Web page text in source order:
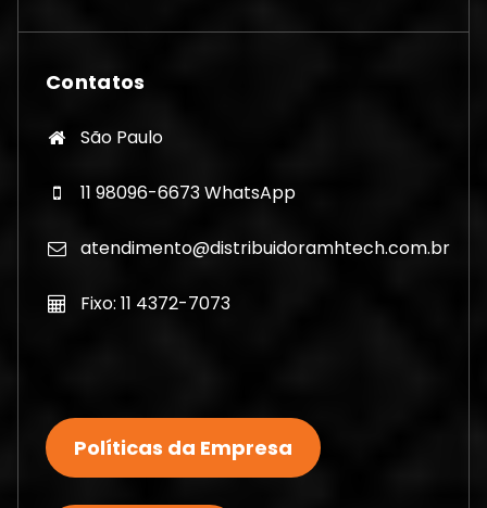
Contatos
São Paulo
11 98096-6673 WhatsApp
atendimento@distribuidoramhtech.com.br
Fixo: 11 4372-7073
Políticas da Empresa